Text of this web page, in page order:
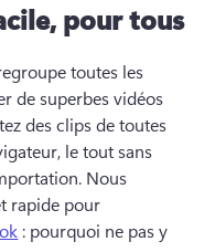
pour tous
toutes les
de superbes vidéos
des clips de toutes
le tout sans
Nous
rapide pour
: pourquoi ne pas y